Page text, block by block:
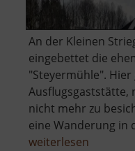
An der Kleinen
eingebettet die
"Steyermühle". Hier
Ausflugsgaststätte,
nicht mehr zu
eine Wanderung in
weiterlesen